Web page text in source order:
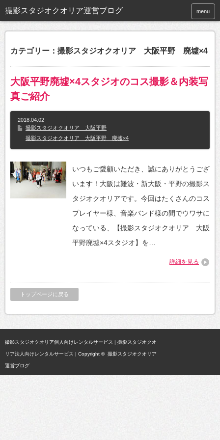
撮影スタジオクオリア運営ブログ menu
カテゴリー：撮影スタジオクオリア 大阪平野 廃墟×4
大阪平野廃墟×4スタジオのコス撮影＆内装写
真ご紹介
2018.04.02
撮影スタジオクオリア 大阪平野
撮影スタジオクオリア 大阪平野 廃墟×4
いつもご愛顧いただき、誠にありがとうござ
います！大阪は難波・新大阪・平野の撮影ス
タジオクオリアです。今回はたくさんのコス
プレイヤー様、音楽バンド様の間でウワサに
なっている、【撮影スタジオクオリア 大阪
平野廃墟×4スタジオ】を…
詳細を見る
トップページに戻る
撮影スタジオクオリア個人向けレンタルサービス | 撮影スタジオクオ
リア法人向けレンタルサービス | Copyright © 撮影スタジオクオリア
運営ブログ